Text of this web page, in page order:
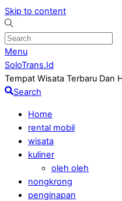
Skip to content
Menu
SoloTrans.Id
Tempat Wisata Terbaru Dan
Search
Home
rental mobil
wisata
kuliner
oleh oleh
nongkrong
penginapan